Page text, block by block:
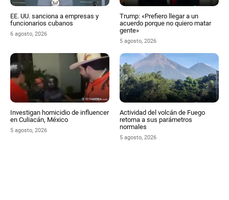
EE. UU. sanciona a empresas y
funcionarios cubanos
6 agosto, 2026
Trump: «Prefiero llegar a un
acuerdo porque no quiero matar
gente»
5 agosto, 2026
Investigan homicidio de influencer
en Culiacán, México
5 agosto, 2026
Actividad del volcán de Fuego
retorna a sus parámetros
normales
5 agosto, 2026